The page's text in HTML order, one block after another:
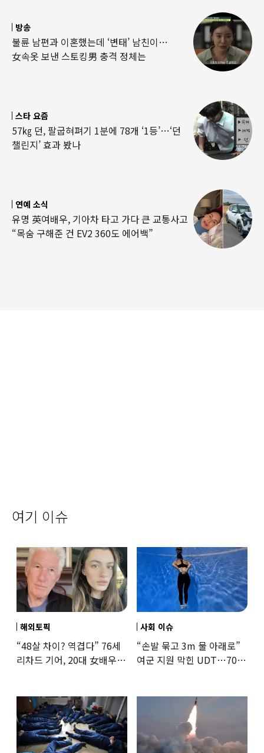
방송
불륜 남편과 이혼했는데 ‘변태’ 남친이…
女속옷 보낸 스토킹男 충격 정체는
스타 요즘
57㎏ 던, 팔굽혀펴기 1분에 78개 ‘1등’…‘던
챌린지’ 효과 봤나
연예 소식
유명 英여배우, 기아차 타고 가다 큰 교통사고
“목숨 구해준 건 EV2 360도 에어백”
여기 이슈
해외토픽
“48살 차이? 역겹다” 76세
리차드 기어, 20대 女배우와
사회 이슈
“손발 묶고 3m 물 아래로”
여군 지원 막힌 UDT…707